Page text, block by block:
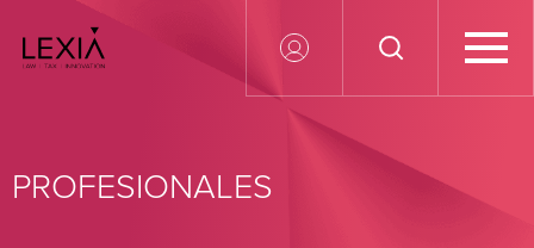
PROFESIONALES